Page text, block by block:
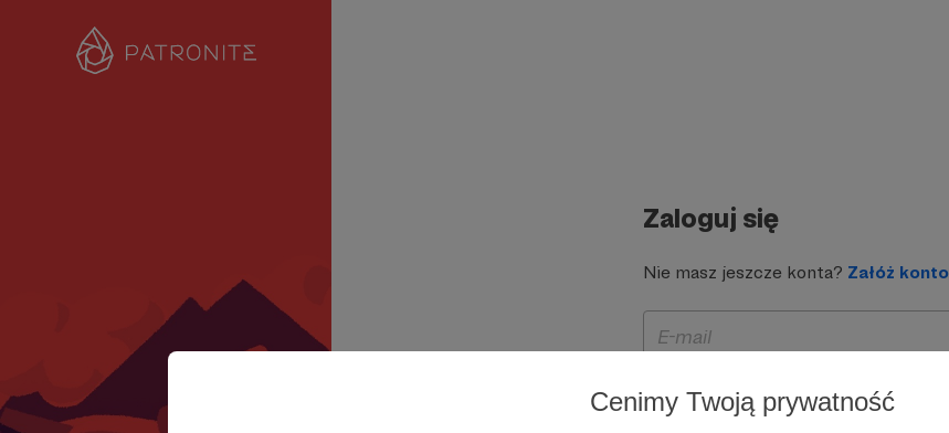
Cenimy Twoją prywatność
Zaloguj się
Nie masz jeszcze konta? Załóż konto